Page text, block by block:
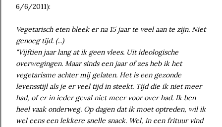
6/6/2011):
Vegetarisch eten bleek er na 15 jaar te veel aan te zijn. Niet
genoeg tijd. (...)
"Vijftien jaar lang at ik geen vlees. Uit ideologische
overwegingen. Maar sinds een jaar of zes heb ik het
vegetarisme achter mij gelaten. Het is een gezonde
levensstijl als je er veel tijd in steekt. Tijd die ik niet meer
had, of er in ieder geval niet meer voor over had. Ik ben
heel vaak onderweg. Op dagen dat ik moet optreden, wil ik
wel eens een lekkere snelle snack. Wel, in een frituur vind